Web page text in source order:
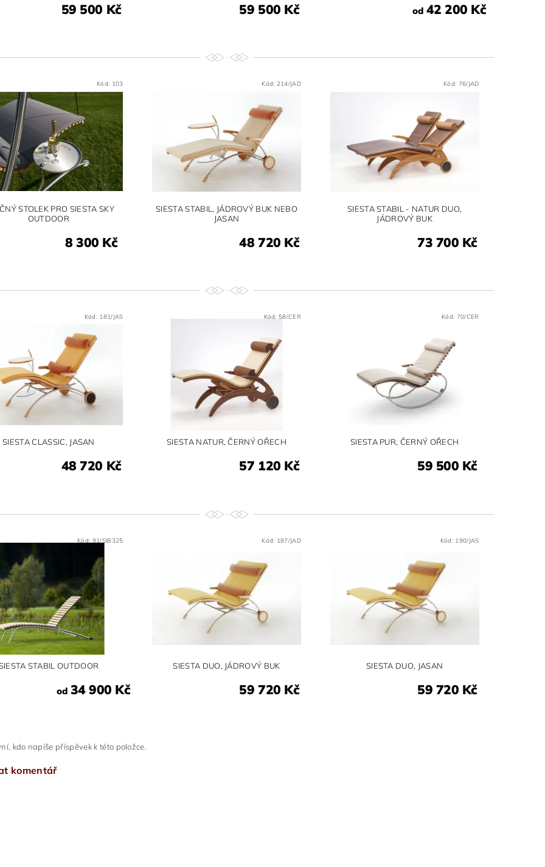
59 500 Kč 59 500 Kč od42 200 Kč
Kód: 103
STOLEK PRO SIESTA SKY
OUTDOOR
8 300 Kč
Kód: 214/JAD
SIESTA STABIL, JÁDROVÝ BUK NEBO
JASAN
48 720 Kč
Kód: 76/JAD
SIESTA STABIL - NATUR DUO,
JÁDROVÝ BUK
73 700 Kč
Kód: 181/JAS
SIESTA CLASSIC, JASAN
48 720 Kč
Kód: 58/CER
SIESTA NATUR, ČERNÝ OŘECH
57 120 Kč
Kód: 70/CER
SIESTA PUR, ČERNÝ OŘECH
59 500 Kč
Kód: 91/SIB325
STABIL OUTDOOR
od34 900 Kč
Kód: 187/JAD
SIESTA DUO, JÁDROVÝ BUK
59 720 Kč
Kód: 190/JAS
SIESTA DUO, JASAN
59 720 Kč
kdo napíše příspěvek k této položce.
komentář